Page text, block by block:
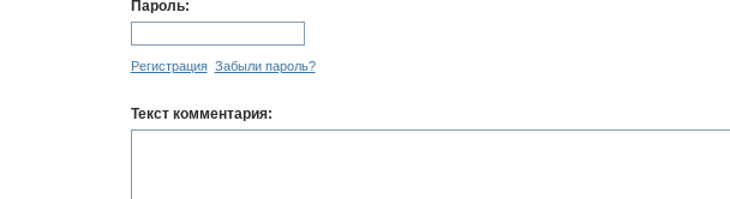
Пароль:
Регистрация Забыли пароль?
Текст комментария: